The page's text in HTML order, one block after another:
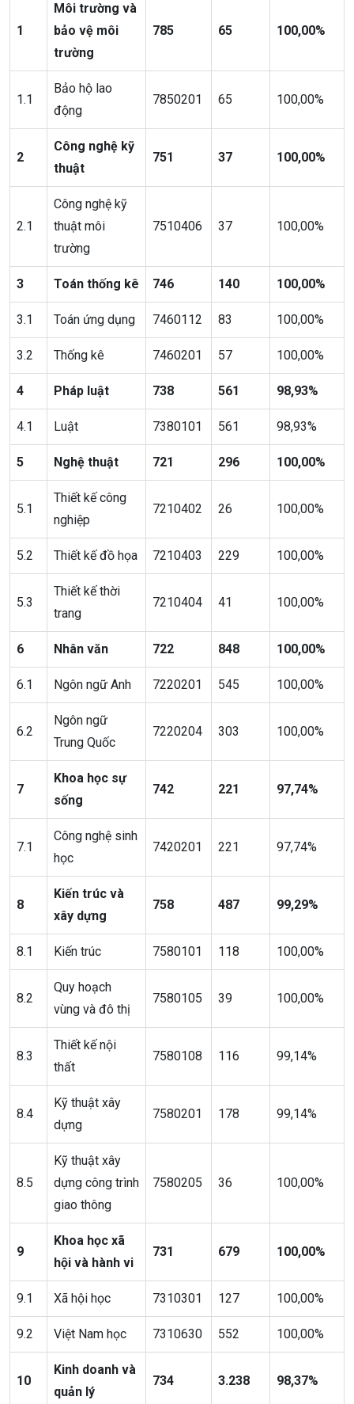
1
Môi trường và
bảo vệ môi
trường
785 65 100,00%
1.1
Bảo hộ lao
động
7850201 65 100,00%
2
Công nghệ kỹ
thuật
751 37 100,00%
2.1
Công nghệ kỹ
thuật môi
trường
7510406 37 100,00%
3 Toán thống kê 746 140 100,00%
3.1 Toán ứng dụng 7460112 83 100,00%
3.2 Thống kê 7460201 57 100,00%
4 Pháp luật 738 561 98,93%
4.1 Luật 7380101 561 98,93%
5 Nghệ thuật 721 296 100,00%
5.1
Thiết kế công
nghiệp
7210402 26 100,00%
5.2 Thiết kế đồ họa 7210403 229 100,00%
5.3
Thiết kế thời
trang
7210404 41 100,00%
6 Nhân văn 722 848 100,00%
6.1 Ngôn ngữ Anh 7220201 545 100,00%
6.2
Ngôn ngữ
Trung Quốc
7220204 303 100,00%
7
Khoa học sự
sống
742 221 97,74%
7.1
Công nghệ sinh
học
7420201 221 97,74%
8
Kiến trúc và
xây dựng
758 487 99,29%
8.1 Kiến trúc 7580101 118 100,00%
8.2
Quy hoạch
vùng và đô thị
7580105 39 100,00%
8.3
Thiết kế nội
thất
7580108 116 99,14%
8.4
Kỹ thuật xây
dựng
7580201 178 99,14%
8.5
Kỹ thuật xây
dựng công trình
giao thông
7580205 36 100,00%
9
Khoa học xã
hội và hành vi
731 679 100,00%
9.1 Xã hội học 7310301 127 100,00%
9.2 Việt Nam học 7310630 552 100,00%
10
Kinh doanh và
quản lý
734 3.238 98,37%